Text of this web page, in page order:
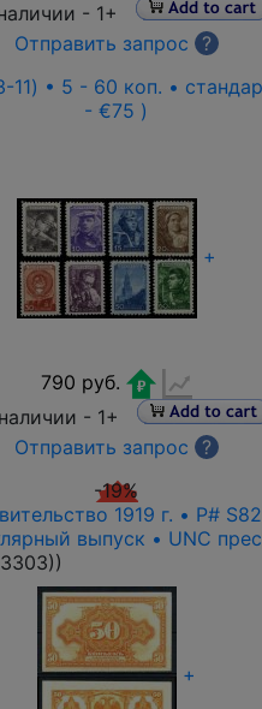
- 1+
Отправить запрос
?
11) • 5 - 60 коп. •
- €75 )
+
790 руб.
- 1+
Отправить запрос
?
-19%
1919 г. • P#
выпуск • UNC
)
+